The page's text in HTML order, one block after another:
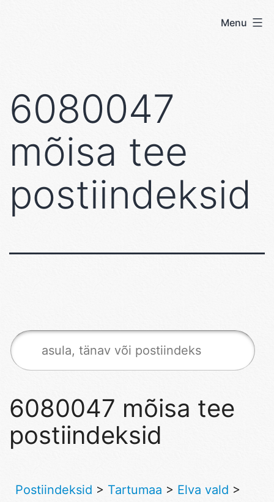
Menu
6080047
mõisa tee
postiindeksid
6080047 mõisa tee
postiindeksid
Postiindeksid > Tartumaa > Elva vald >